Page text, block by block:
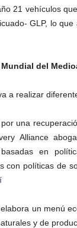
21 vehículos
GLP, lo
del
a realizar
una
Alliance
en
con políticas de
un menú
y de